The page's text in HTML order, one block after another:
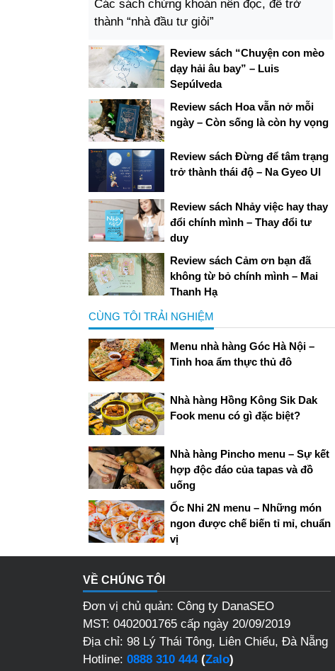
Các sách chứng khoán nên đọc, để trở
thành “nhà đầu tư giỏi”
Review sách “Chuyện con mèo
dạy hải âu bay” – Luis
Sepúlveda
Review sách Hoa vẫn nở mỗi
ngày – Còn sống là còn hy vọng
Review sách Đừng để tâm trạng
trở thành thái độ – Na Gyeo Ul
Review sách Nhảy việc hay thay
đổi chính mình – Thay đổi tư
duy
Review sách Cảm ơn bạn đã
không từ bỏ chính mình – Mai
Thanh Hạ
CÙNG TÔI TRẢI NGHIỆM
Menu nhà hàng Góc Hà Nội –
Tinh hoa ẩm thực thủ đô
Nhà hàng Hồng Kông Sik Dak
Fook menu có gì đặc biệt?
Nhà hàng Pincho menu – Sự kết
hợp độc đáo của tapas và đồ
uống
Ốc Nhi 2N menu – Những món
ngon được chế biến tỉ mỉ, chuẩn
vị
VỀ CHÚNG TÔI
Đơn vị chủ quản: Công ty DanaSEO
MST: 0402001765 cấp ngày 20/09/2019
Địa chỉ: 98 Lý Thái Tông, Liên Chiểu, Đà Nẵng
Hotline: 0888 310 444(Zalo)